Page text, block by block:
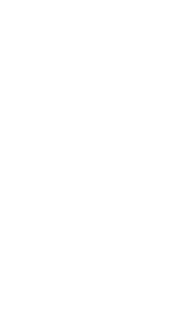
る
あり
る
る
ろし